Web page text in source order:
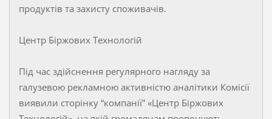
продуктів та захисту споживачів.
Центр Біржових Технологій
Під час здійснення регулярного нагляду за
галузевою рекламною активністю аналітики Комісії
виявили сторінку “компанії” «Центр Біржових